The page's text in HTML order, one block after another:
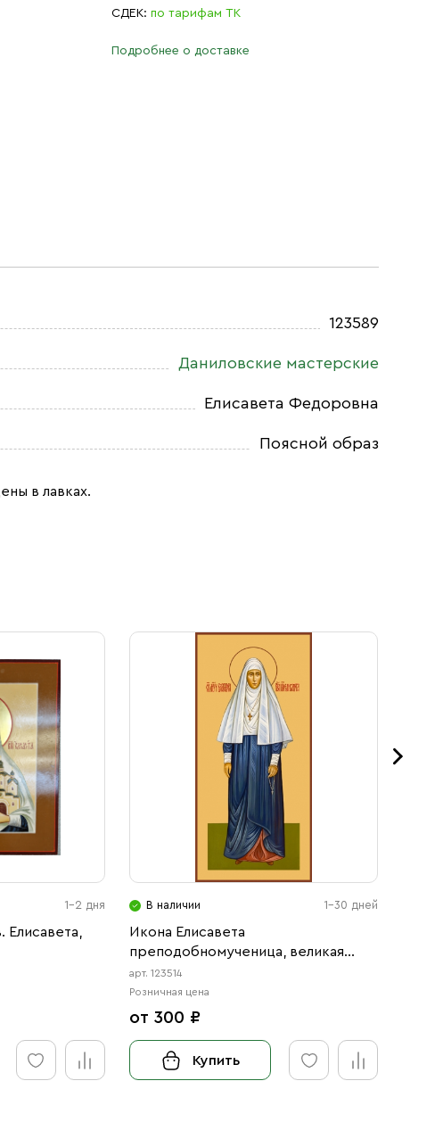
СДЕК: по тарифам ТК
Подробнее о доставке
123589
Даниловские мастерские
Елисавета Федоровна
Поясной образ
в лавках.
1-2 дня
Елисавета,
В наличии 1-30 дней
Икона Елисавета
преподобномученица, великая
княгиня (АРТ.00514)
арт. 123514
Розничная цена
от 300 ₽
Купить